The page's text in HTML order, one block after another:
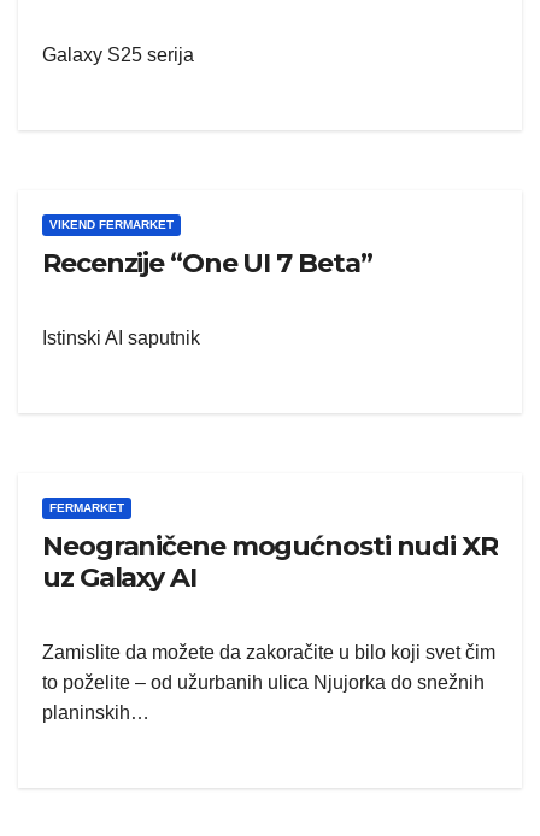
Galaxy S25 serija
VIKEND FERMARKET
Recenzije “One UI 7 Beta”
Istinski AI saputnik
FERMARKET
Neograničene mogućnosti nudi XR
uz Galaxy AI
Zamislite da možete da zakoračite u bilo koji svet čim
to poželite – od užurbanih ulica Njujorka do snežnih
planinskih…